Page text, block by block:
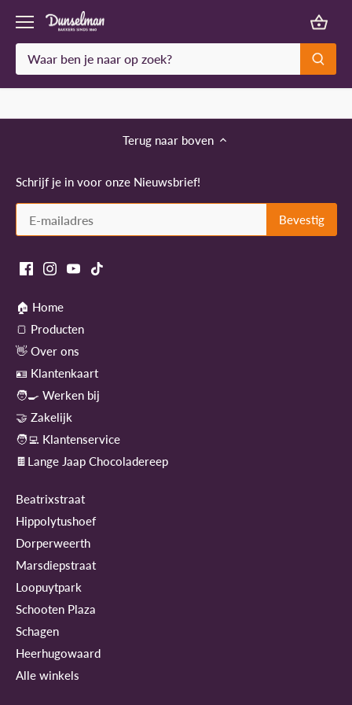
naar
content
Terug naar boven
Schrijf je in voor onze Nieuwsbrief!
🏠 Home
🍞 Producten
👋 Over ons
🪪 Klantenkaart
🧑‍🍳 Werken bij
🤝 Zakelijk
🧑‍💻 Klantenservice
🍫Lange Jaap Chocoladereep
Beatrixstraat
Hippolytushoef
Dorperweerth
Marsdiepstraat
Loopuytpark
Schooten Plaza
Schagen
Heerhugowaard
Alle winkels